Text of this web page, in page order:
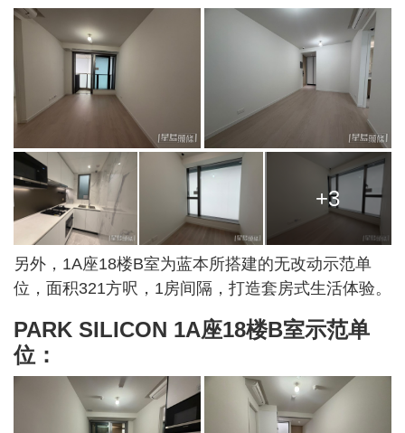
+3
另外，1A座18楼B室为蓝本所搭建的无改动示范单
位，面积321方呎，1房间隔，打造套房式生活体验。
PARK SILICON 1A座18楼B室示范单
位：